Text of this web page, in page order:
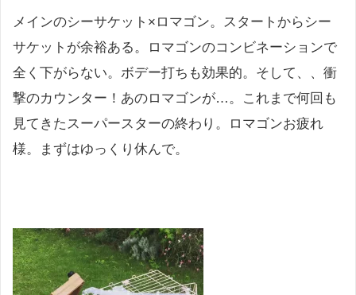
メインのシーサケット×ロマゴン。スタートからシー
サケットが余裕ある。ロマゴンのコンビネーションで
全く下がらない。ボデー打ちも効果的。そして、、衝
撃のカウンター！あのロマゴンが…。これまで何回も
見てきたスーパースターの終わり。ロマゴンお疲れ
様。まずはゆっくり休んで。